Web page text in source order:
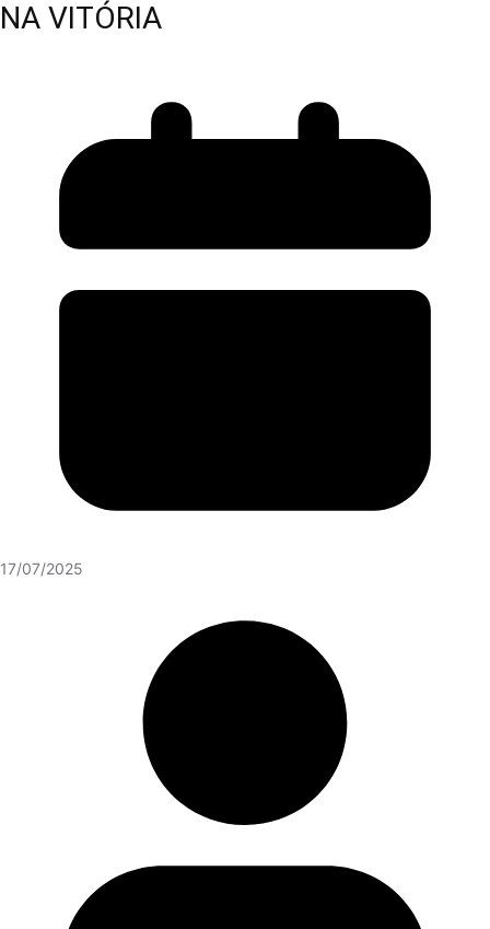
NA VITÓRIA
17/07/2025